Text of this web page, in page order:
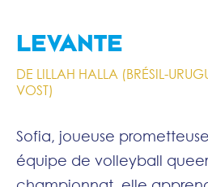
LEVANTE
DE LILLAH HALLA (BRÉSIL-
VOST)
Sofia, joueuse
équipe de volleyball